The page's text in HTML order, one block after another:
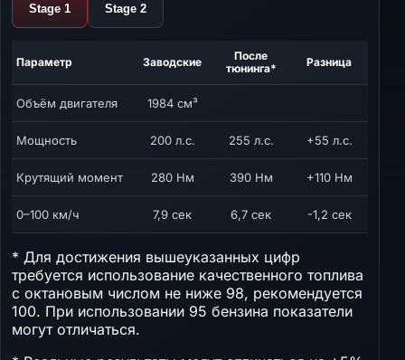
Stage 1 Stage 2
Параметр Заводские
После
тюнинга*
Разница
Объём двигателя 1984 см³
Мощность 200 л.с. 255 л.с. +55 л.с.
Крутящий момент 280 Нм 390 Нм +110 Нм
0–100 км/ч 7,9 сек 6,7 сек -1,2 сек
* Для достижения вышеуказанных цифр
требуется использование качественного топлива
с октановым числом не ниже 98, рекомендуется
100. При использовании 95 бензина показатели
могут отличаться.